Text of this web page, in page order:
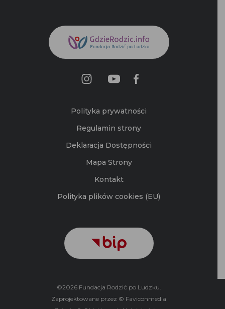
Polityka prywatności
Regulamin strony
Deklaracja Dostępności
Mapa Strony
Kontakt
Polityka plików cookies (EU)
©2026 Fundacja Rodzić po Ludzku.
Zaprojektowane przez © Faviconmedia